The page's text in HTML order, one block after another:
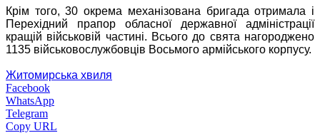
Крім того, 30 окрема механізована бригада отримала і
Перехідний прапор обласної державної адміністрації
кращій військовій частині. Всього до свята нагороджено
1135 військовослужбовців Восьмого армійського корпусу.
Житомирська хвиля
Facebook
WhatsApp
Telegram
Copy URL